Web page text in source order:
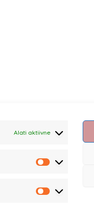
Alati aktiivne
Statistika
Turundus